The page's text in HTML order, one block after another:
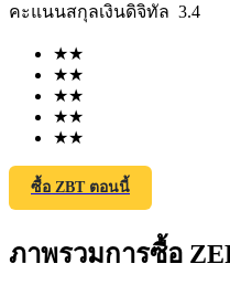
ฟิวเจอร์ส COIN-M
ฟิวเจอร์สสกุลเงินดิจิทัล
คะแนนสกุลเงินดิจิทัล 3.4
★★
★★
★★
★★
★★
ซื้อ ZBT ตอนนี้
ภาพรวมการซื้อ